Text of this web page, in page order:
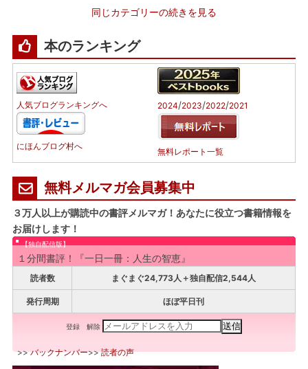
同じカテゴリーの続きを見る
本のランキング
人気ブログランキングへ
にほんブログ村へ
2024/2023/2022/2021
無料レポート一覧
無料メルマガ会員募集中
３万人以上が購読中の書評メルマガ！あなたに役立つ書籍情報を
お届けします！
【独自配信版】
１分間書評！『一日一冊：人生の智恵』
読者数 まぐまぐ24,773人＋独自配信2,544人
発行周期 ほぼ平日刊
登録 解除
>>バックナンバー>>読者の声